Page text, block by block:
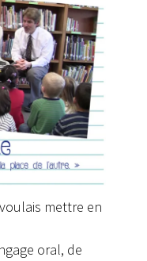
mettre en
oral, de